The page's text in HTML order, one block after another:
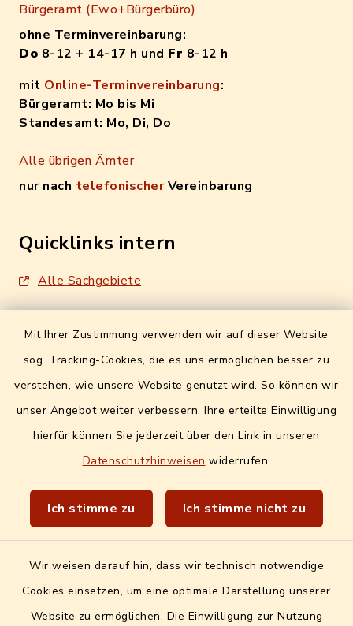
Mit Ihrer Zustimmung verwenden wir auf dieser Website
sog. Tracking-Cookies, die es uns ermöglichen besser zu
verstehen, wie unsere Website genutzt wird. So können wir
unser Angebot weiter verbessern. Ihre erteilte Einwilligung
hierfür können Sie jederzeit über den Link in unseren
Datenschutzhinweisen widerrufen.
Ich stimme zu Ich stimme nicht zu
Wir weisen darauf hin, dass wir technisch notwendige
Cookies einsetzen, um eine optimale Darstellung unserer
Website zu ermöglichen. Die Einwilligung zur Nutzung
Bürgeramt (Ewo+Bürgerbüro)
ohne Terminvereinbarung:
Do 8-12 + 14-17 h und Fr 8-12 h
mit Online-Terminvereinbarung:
Bürgeramt: Mo bis Mi
Standesamt: Mo, Di, Do
Alle übrigen Ämter
nur nach telefonischerVereinbarung
Quicklinks intern
Alle Sachgebiete
Formulare / Onlinedienste
Info- und Mitteilungsblatt
Quicklinks extern
Landratsamt Erlangen-Höchstadt
Wir sind Genussort!